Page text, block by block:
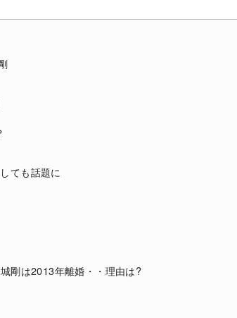
ても話題に
剛は2013年離婚・・理由は?